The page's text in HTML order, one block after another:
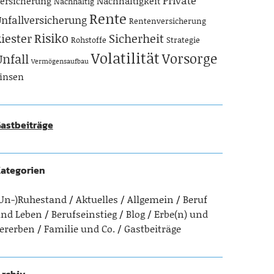
Rente Rentenversicherung
Risiko Rohstoffe Sicherheit Strategie
Vermögensaufbau VolatilitätVorsorge
)Ruhestand Aktuelles Allgemein
Beruf
Leben
Berufseinstieg Blog
Erbe(n) und
Familie und Co. Gastbeiträge